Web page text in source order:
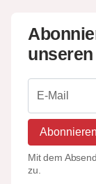
Abonnieren
Mit dem
zu.